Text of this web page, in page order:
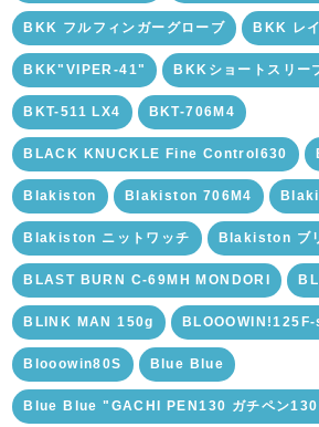
BKK フルフィンガーグローブ BKK レ
BKK"VIPER-41" BKKショートスリー
BKT-511 LX4 BKT-706M4
BLACK KNUCKLE Fine Control630
Blakiston Blakiston 706M4
Blakiston ニットワッチ Blakiston ブ
BLAST BURN C-69MH MONDORI
BLINK MAN 150g
Blooowin80S Blue Blue
Blue Blue "GACHI PEN130 ガチペン